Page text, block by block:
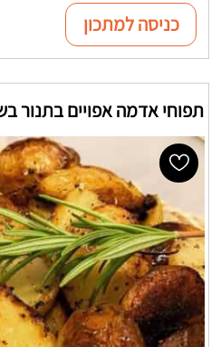
כניסה למתכון
תפוחי אדמה אפויים בתנור